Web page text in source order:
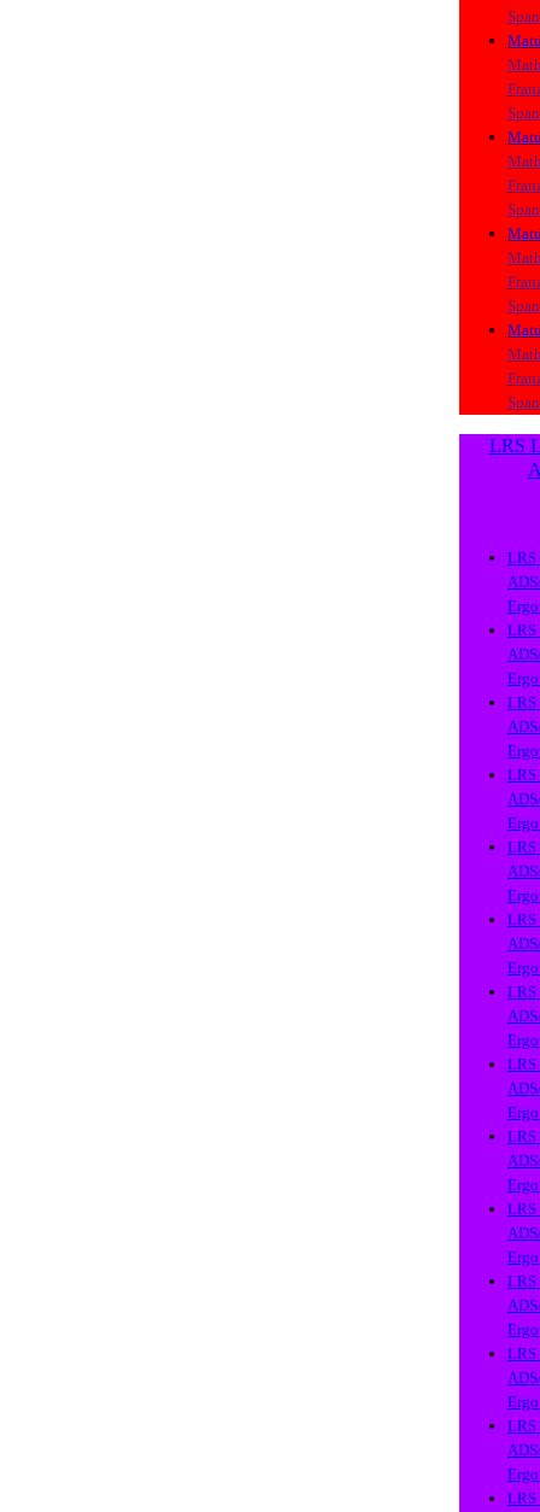
LRS
LRS
Ergo
LRS
Ergo
LRS
Ergo
LRS
Ergo
LRS
Ergo
LRS
Ergo
LRS
Ergo
LRS
Ergo
LRS
Ergo
LRS
Ergo
LRS
Ergo
LRS
Ergo
LRS
Ergo
LRS